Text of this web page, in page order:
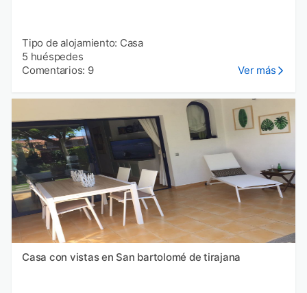
Tipo de alojamiento: Casa
5 huéspedes
Comentarios: 9
Ver más
Casa con vistas en San bartolomé de tirajana